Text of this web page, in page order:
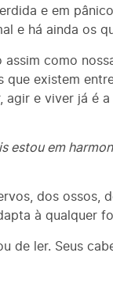
e em
e há ainda os
como
existem
e viver já é
estou em
dos ossos,
à qualquer
de ler. Seus